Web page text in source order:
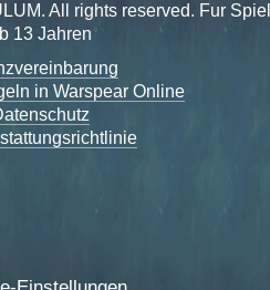
All rights reserved. Fur
13 Jahren
in Warspear Online